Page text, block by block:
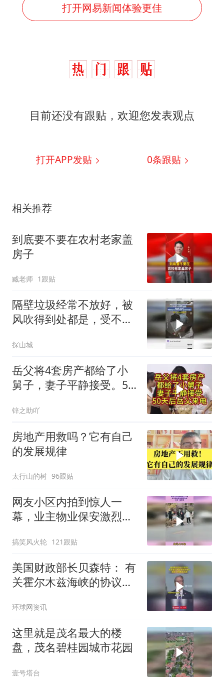
打开网易新闻体验更佳
目前还没有跟贴，欢迎您发表观点
打开APP发贴 0条跟贴
相关推荐
到底要不要在农村老家盖
房子
臧老师 1跟贴
隔壁垃圾经常不放好，被
风吹得到处都是，受不了
二天早上邻居就这么水灵
灵的把家门口垃圾拿走了
探山城
岳父将4套房产都给了小
舅子，妻子平静接受。50
锌之助吖
房地产用救吗？它有自己
的发展规律
太行山的树 96跟贴
网友小区内拍到惊人一
幕，业主物业保安激烈争
搞笑风火轮 121跟贴
美国财政部长贝森特： 有
关霍尔木兹海峡的协议或
环球网资讯
这里就是茂名最大的楼
盘，茂名碧桂园城市花园
壹号塔台